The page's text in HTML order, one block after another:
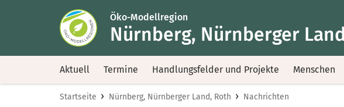
Öko-Modellregion
Nürnberg, Nürnberger
Aktuell Termine Handlungsfelder und Projekte Menschen
Startseite › Nürnberg, Nürnberger Land, Roth › Nachrichten